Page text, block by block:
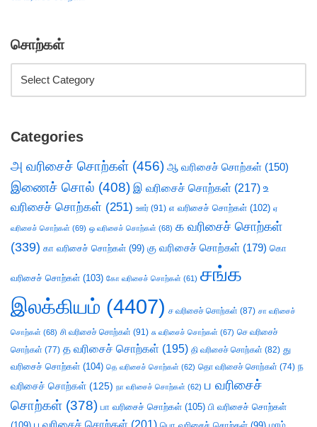
சொற்கள்
Categories
அ வரிசைச் சொற்கள் (456) ஆ வரிசைச் சொற்கள் (150)
இணைச் சொல் (408) இ வரிசைச் சொற்கள் (217) உ
வரிசைச் சொற்கள் (251) ஊர் (91) எ வரிசைச் சொற்கள் (102) ஏ
வரிசைச் சொற்கள் (69) ஒ வரிசைச் சொற்கள் (68) க வரிசைச் சொற்கள்
(339) கா வரிசைச் சொற்கள் (99) கு வரிசைச் சொற்கள் (179) கொ
வரிசைச் சொற்கள் (103) கோ வரிசைச் சொற்கள் (61) சங்க
இலக்கியம் (4407) ச வரிசைச் சொற்கள் (87) சா வரிசைச்
சொற்கள் (68) சி வரிசைச் சொற்கள் (91) சு வரிசைச் சொற்கள் (67) செ வரிசைச்
சொற்கள் (77) த வரிசைச் சொற்கள் (195) தி வரிசைச் சொற்கள் (82) து
வரிசைச் சொற்கள் (104) தெ வரிசைச் சொற்கள் (62) தொ வரிசைச் சொற்கள் (74) ந
வரிசைச் சொற்கள் (125) நா வரிசைச் சொற்கள் (62) ப வரிசைச்
சொற்கள் (378) பா வரிசைச் சொற்கள் (105) பி வரிசைச் சொற்கள்
பு வரிசைச் சொற்கள் (201)